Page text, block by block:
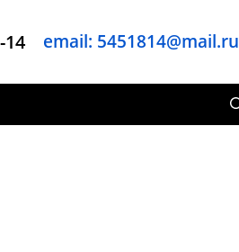
14 email: 5451814@mail.ru